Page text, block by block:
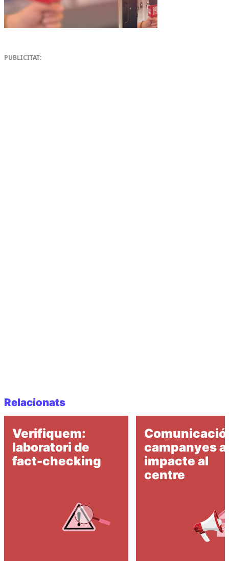
PUBLICITAT:
Relacionats
Verifiquem:
laboratori de
fact-checking
Comunicació
campanyes
impacte al
centre